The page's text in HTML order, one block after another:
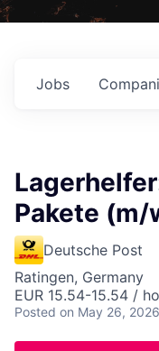
Jobs
Pakete (m/
Deutsche Post
Ratingen, Germany
EUR 15.54-15.54 /
Posted on May 26, 2026